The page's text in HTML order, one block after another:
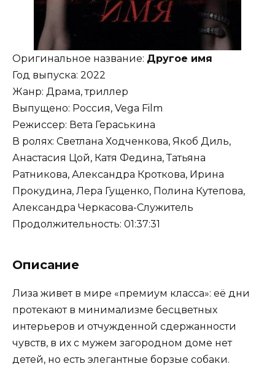
Оригинальное название: Другое имя
Год выпуска: 2022
Жанр: Драма, триллер
Выпущено: Россия, Vega Film
Режиссер: Вета Гераськина
В ролях: Светлана Ходченкова, Якоб Диль,
Анастасия Цой, Катя Федина, Татьяна
Ратникова, Александра Кроткова, Ирина
Прокудина, Лера Гущенко, Полина Кутепова,
Александра Черкасова-Служитель
Продолжительность: 01:37:31
Описание
Лиза живет в мире «премиум класса»: её дни
протекают в минимализме бесцветных
интерьеров и отчужденной сдержанности
чувств, в их с мужем загородном доме нет
детей, но есть элегантные борзые собаки.